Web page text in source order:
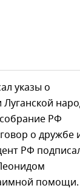
указы о
РФ
о дружбе
РФ
помощи.